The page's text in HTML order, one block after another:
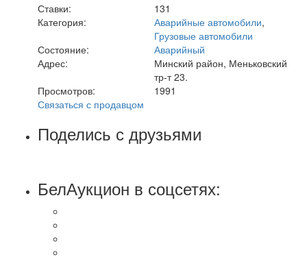
Ставки:
131
Категория:
Аварийные автомобили,
Грузовые автомобили
Состояние:
Аварийный
Адрес:
Минский район, Меньковский
тр-т 23.
Просмотров:
1991
Связаться с продавцом
Поделись с друзьями
БелАукцион в соцсетях: